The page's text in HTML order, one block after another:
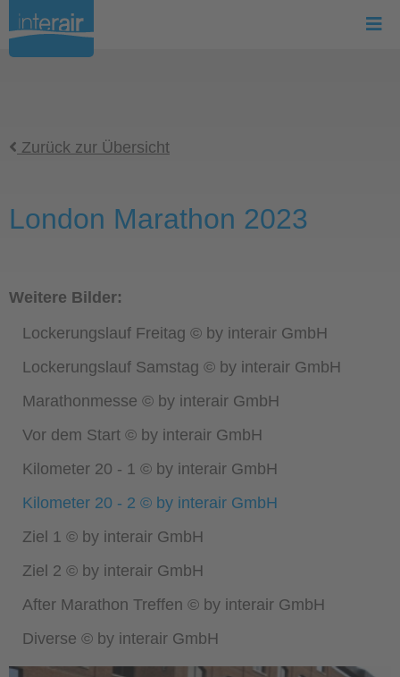
Zurück zur Übersicht
London Marathon 2023
Weitere Bilder:
Lockerungslauf Freitag © by interair GmbH
Lockerungslauf Samstag © by interair GmbH
Marathonmesse © by interair GmbH
Vor dem Start © by interair GmbH
Kilometer 20 - 1 © by interair GmbH
Kilometer 20 - 2 © by interair GmbH
Ziel 1 © by interair GmbH
Ziel 2 © by interair GmbH
After Marathon Treffen © by interair GmbH
Diverse © by interair GmbH